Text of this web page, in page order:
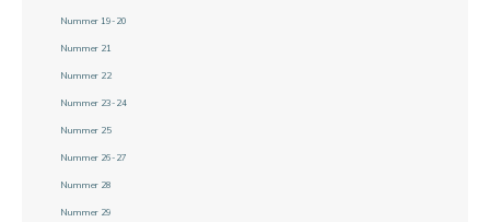
Nummer 19-20
Nummer 21
Nummer 22
Nummer 23-24
Nummer 25
Nummer 26-27
Nummer 28
Nummer 29